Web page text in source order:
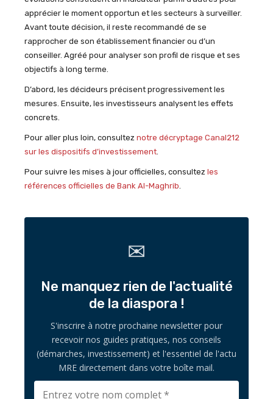
apprécier le moment opportun et les secteurs à surveiller.
Avant toute décision, il reste recommandé de se
rapprocher de son établissement financier ou d’un
conseiller. Agréé pour analyser son profil de risque et ses
objectifs à long terme.
D’abord, les décideurs précisent progressivement les
mesures. Ensuite, les investisseurs analysent les effets
concrets.
Pour aller plus loin, consultez notre décryptage Canal212
sur les dispositifs d’investissement
Pour suivre les mises à jour officielles, consultez les
références officielles de Bank Al-Maghrib
✉
Ne manquez rien de l'actualité
de la diaspora !
S'inscrire à notre prochaine newsletter pour
recevoir nos guides pratiques, nos conseils
(démarches, investissement) et l'essentiel de l'actu
MRE directement dans votre boîte mail.